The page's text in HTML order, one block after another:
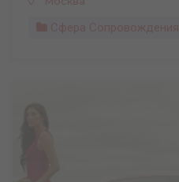
Сфера Сопровождения